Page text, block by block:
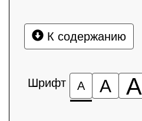
К содержанию
Шрифт А А А